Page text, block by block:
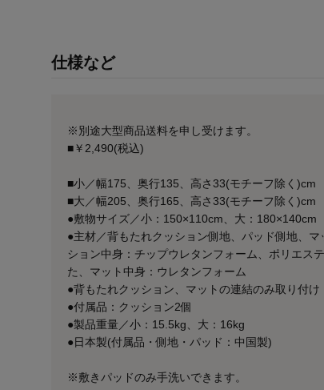
仕様など
※別途大型商品送料を申し受けます。
■￥2,490(税込)
■小／幅175、奥行135、高さ33(モチーフ除く)cm
■大／幅205、奥行165、高さ33(モチーフ除く)cm
●敷物サイズ／小：150×110cm、大：180×140cm
●主材／背もたれクッション側地、パッド側地、
ション中身：チップウレタンフォーム、ポリエス
た、マット中身：ウレタンフォーム
●背もたれクッション、マットの連結のみ取り付け
●付属品：クッション2個
●製品重量／小：15.5kg、大：16kg
●日本製(付属品・側地・パッド：中国製)
※敷きパッドのみ手洗いできます。